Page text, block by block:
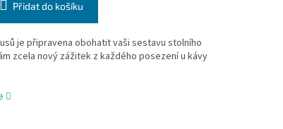
Přidat do košíku
je připravena obohatit vaši sestavu stolního
zcela nový zážitek z každého posezení u kávy